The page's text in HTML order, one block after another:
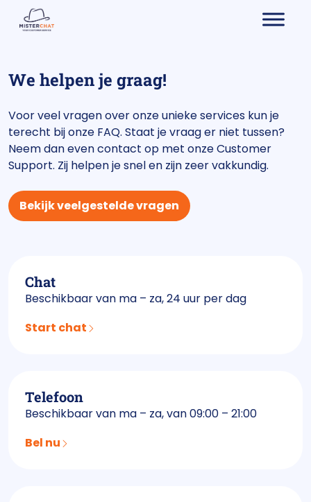
We helpen je graag!
Voor veel vragen over onze unieke services kun je
terecht bij onze FAQ. Staat je vraag er niet tussen?
Neem dan even contact op met onze Customer
Support. Zij helpen je snel en zijn zeer vakkundig.
Bekijk veelgestelde vragen
Chat
Beschikbaar van ma – za, 24 uur per dag
Start chat
Telefoon
Beschikbaar van ma – za, van 09:00 – 21:00
Bel nu